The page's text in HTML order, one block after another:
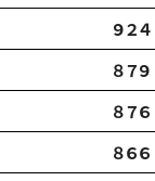
９２４
８７９
８７６
８６６